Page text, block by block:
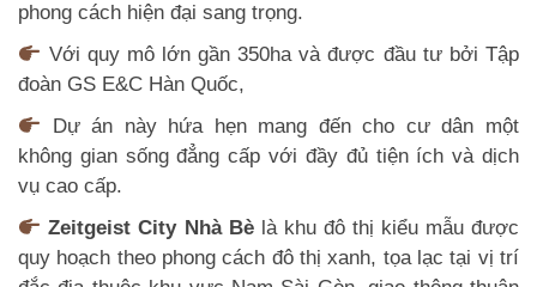
phong cách hiện đại sang trọng.
Với quy mô lớn gần 350ha và được đầu tư bởi Tập
đoàn GS E&C Hàn Quốc,
Dự án này hứa hẹn mang đến cho cư dân một
không gian sống đẳng cấp với đầy đủ tiện ích và dịch
vụ cao cấp.
Zeitgeist City Nhà Bèlà khu đô thị kiểu mẫu được
quy hoạch theo phong cách đô thị xanh, tọa lạc tại vị trí